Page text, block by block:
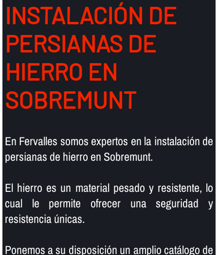
INSTALACIÓN DE
PERSIANAS DE
HIERRO EN
SOBREMUNT
En Fervalles somos expertos en la instalación de
persianas de hierro en Sobremunt.
El hierro es un material pesado y resistente, lo
cual le permite ofrecer una seguridad y
resistencia únicas.
Ponemos a su disposición un amplio catálogo de